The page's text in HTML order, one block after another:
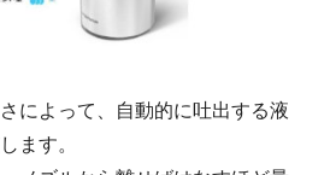
によって、自動的に吐出する液
ます。